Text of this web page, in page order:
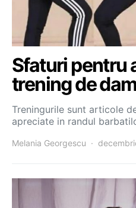
Sfaturi pentru
trening de
Treningurile sunt articole
apreciate in randul
Melania Georgescu